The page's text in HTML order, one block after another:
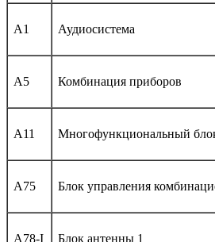
A1 Аудиосистема
A5 Комбинация приборов
A11 Многофункциональный
A75 Блок управления
A78-I Блок антенны 1